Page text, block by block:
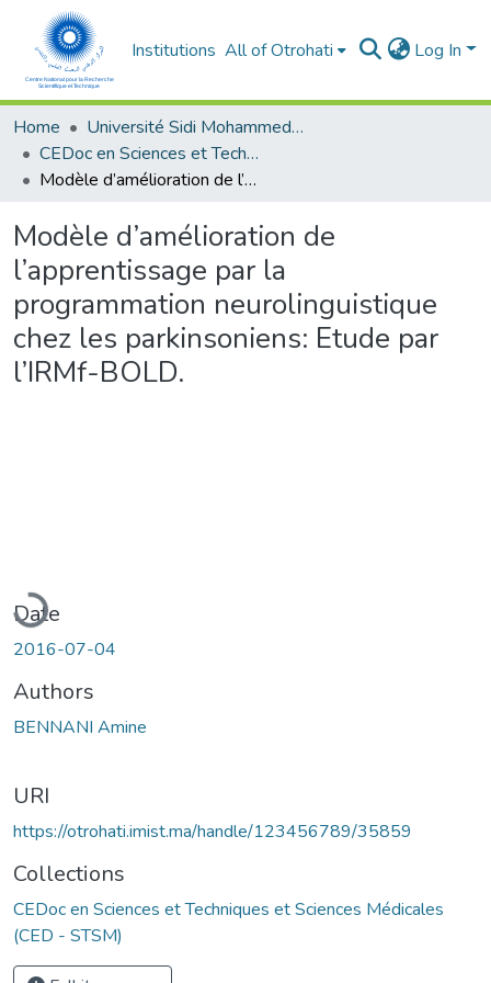
Institutions All of Otrohati Log In
Home
Université Sidi Mohammed Ben Abdellah - Fès
CEDoc en Sciences et Techniques et Sciences Médicales (CED - STSM)
Modèle d’amélioration de l’apprentissage par la programmation neurolinguistique chez les parkinsoniens: Etude par l’IRMf-BOLD.
Modèle d’amélioration de
l’apprentissage par la
programmation neurolinguistique
chez les parkinsoniens: Etude par
l’IRMf-BOLD.
Date
2016-07-04
Authors
BENNANI Amine
URI
https://otrohati.imist.ma/handle/123456789/35859
Collections
CEDoc en Sciences et Techniques et Sciences Médicales
(CED - STSM)